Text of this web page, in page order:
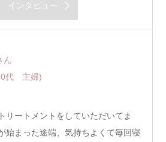
インタビュー
ん
代 主婦)
リートメントをしていただいてま
始まった途端、気持ちよくて毎回寝